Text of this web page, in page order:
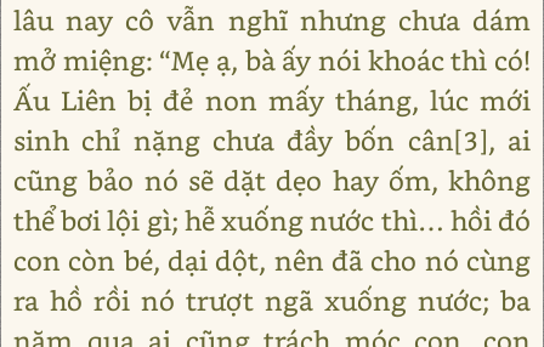
lâu nay cô vẫn nghĩ nhưng chưa dám
mở miệng: “Mẹ ạ, bà ấy nói khoác thì có!
Ấu Liên bị đẻ non mấy tháng, lúc mới
sinh chỉ nặng chưa đầy bốn cân[3], ai
cũng bảo nó sẽ dặt dẹo hay ốm, không
thể bơi lội gì; hễ xuống nước thì… hồi đó
con còn bé, dại dột, nên đã cho nó cùng
ra hồ rồi nó trượt ngã xuống nước; ba